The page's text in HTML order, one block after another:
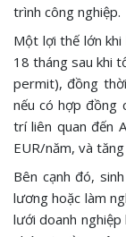
trình công nghiệp.
Một lợi thế lớn
18 tháng sau khi
permit), đồng
nếu có hợp đồng
trí liên quan đến
EUR/năm, và
Bên cạnh đó,
lương hoặc làm
lưới doanh